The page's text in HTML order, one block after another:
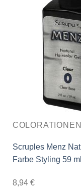
COLORATIONEN
Scruples Menz
Farbe Styling 59 ml
8,94 €